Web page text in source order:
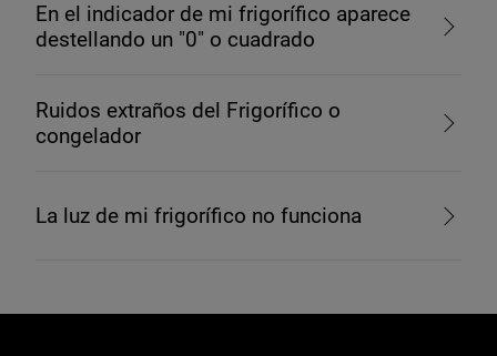
En el indicador de mi frigorífico aparece
destellando un "0" o cuadrado
Ruidos extraños del Frigorífico o
congelador
La luz de mi frigorífico no funciona